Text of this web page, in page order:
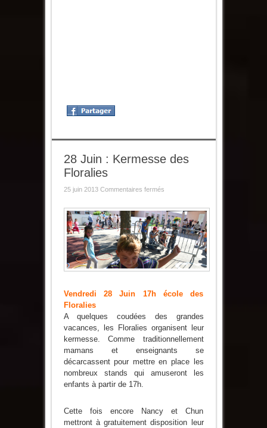
28 Juin : Kermesse des
Floralies
25 juin 2013 Commentaires ferméssur
:
Kermesse
des
Floralies
Vendredi 28 Juin 17h école des
Floralies
A quelques coudées des grandes
vacances, les Floralies organisent leur
kermesse. Comme traditionnellement
mamans et enseignants se
décarcassent pour mettre en place les
nombreux stands qui amuseront les
enfants à partir de 17h.
Cette fois encore Nancy et Chun
mettront à gratuitement disposition leur